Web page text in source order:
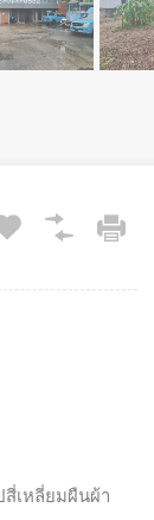
เหลี่ยมผืนผ้า